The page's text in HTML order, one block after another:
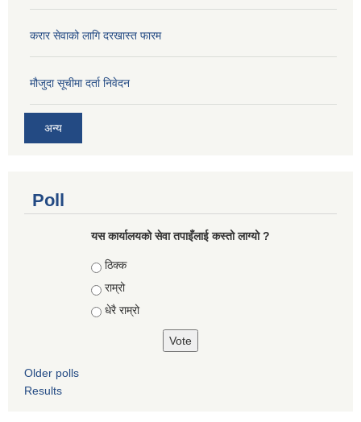
करार सेवाको लागि दरखास्त फारम
मौजुदा सूचीमा दर्ता निवेदन
अन्य
Poll
यस कार्यालयको सेवा तपाइँलाई कस्तो लाग्यो ?
Choices
ठिक्क
राम्रो
धेरै राम्रो
Older polls
Results